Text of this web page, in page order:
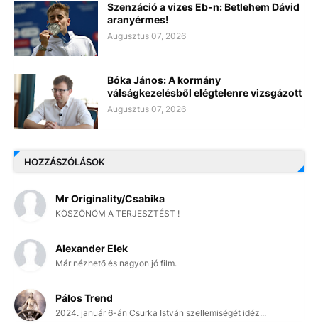
Szenzáció a vizes Eb-n: Betlehem Dávid
aranyérmes!
Augusztus 07, 2026
Bóka János: A kormány
válságkezelésből elégtelenre vizsgázott
Augusztus 07, 2026
HOZZÁSZÓLÁSOK
Mr Originality/Csabika
KÖSZÖNÖM A TERJESZTÉST !
Alexander Elek
Már nézhető és nagyon jó film.
Pálos Trend
2024. január 6-án Csurka István szellemiségét idéz...